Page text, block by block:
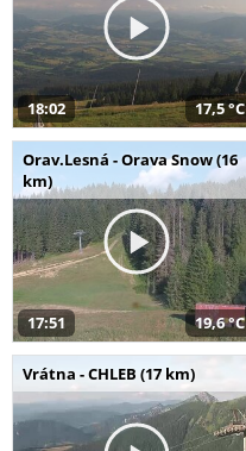
18:02 17,5 °C
Orav.Lesná - Orava Snow (16
km)
17:51 19,6 °C
Vrátna - CHLEB (17 km)